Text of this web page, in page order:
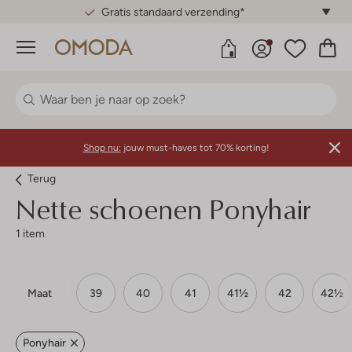
Gratis standaard verzending*
Menu
Shop nu: jouw must-haves tot 70% korting!
Terug
Nette schoenen Ponyhair
1 item
Maat 39 40 41 41½ 42 42½
Ponyhair